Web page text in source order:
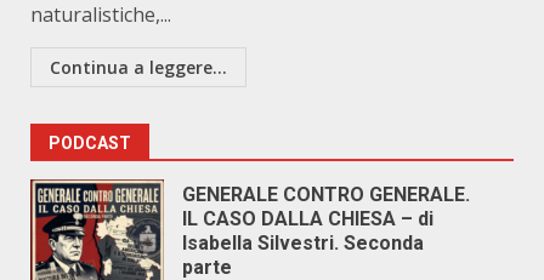
naturalistiche,...
Continua a leggere...
PODCAST
GENERALE CONTRO GENERALE.
IL CASO DALLA CHIESA – di
Isabella Silvestri. Seconda
parte